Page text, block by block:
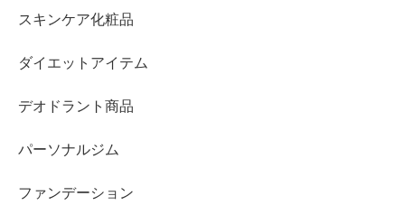
スキンケア化粧品
ダイエットアイテム
デオドラント商品
パーソナルジム
ファンデーション